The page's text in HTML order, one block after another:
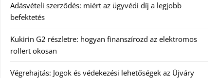
Adásvételi szerződés: miért az ügyvédi díj a legjobb
befektetés
Kukirin G2 részletre: hogyan finanszírozd az elektromos
rollert okosan
Végrehajtás: Jogok és védekezési lehetőségek az Újváry